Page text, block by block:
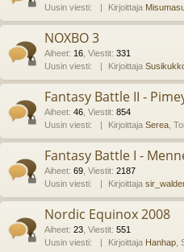
Uusin viesti:
Kirjoittaja
NOXBO 3
Aiheet: 16 Viestit: 331
Uusin viesti:
Kirjoittaja
Fantasy Battle II -
Aiheet: 46 Viestit: 854
Uusin viesti:
Kirjoittaja Serea ,
Fantasy Battle I -
Aiheet: 69 Viestit: 2187
Uusin viesti:
Kirjoittaja
Nordic Equinox 2008
Aiheet: 23 Viestit: 551
Uusin viesti:
Kirjoittaja Hanhap